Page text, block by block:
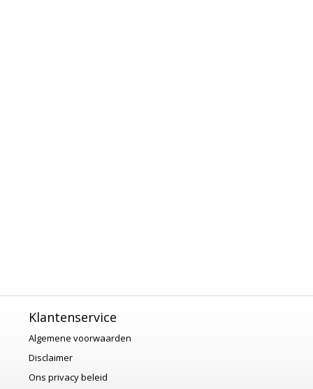
Klantenservice
Algemene voorwaarden
Disclaimer
Ons privacy beleid